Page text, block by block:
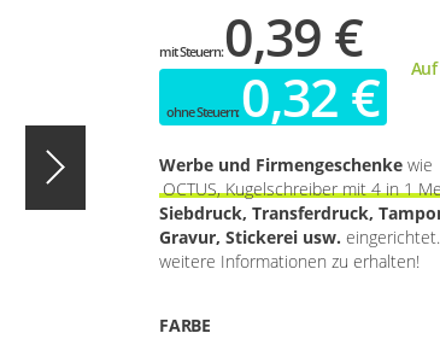
0,39 €
0,32 €
Werbe und Firmengeschenke wie
OCTUS, Kugelschreiber mit 4 in 1
Siebdruck, Transferdruck,
Gravur, Stickerei usw.
weitere Informationen zu erhalten!
FARBE